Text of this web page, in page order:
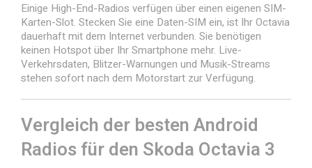
Einige High-End-Radios verfügen über einen eigenen SIM-
Karten-Slot. Stecken Sie eine Daten-SIM ein, ist Ihr Octavia
dauerhaft mit dem Internet verbunden. Sie benötigen
keinen Hotspot über Ihr Smartphone mehr. Live-
Verkehrsdaten, Blitzer-Warnungen und Musik-Streams
stehen sofort nach dem Motorstart zur Verfügung.
Vergleich der besten Android
Radios für den Skoda Octavia 3